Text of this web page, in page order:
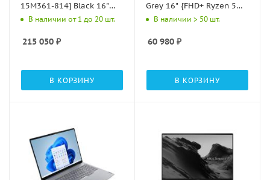
15M361-814] Black 16"
{QHD+ Ul7
12Gb/DOS}
В наличии от 1 до 20 шт.
215 050 ₽
В КОРЗИНУ
Grey 16" {FHD+ Ryzen 5
6600H/16GB/512GB
В наличии > 50 шт.
60 980 ₽
В КОРЗИНУ